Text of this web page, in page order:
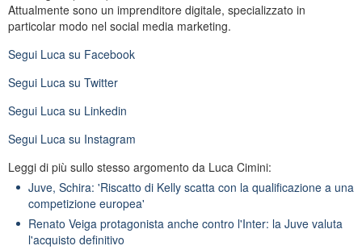
Attualmente sono un imprenditore digitale, specializzato in
particolar modo nel social media marketing.
Segui Luca su Facebook
Segui Luca su Twitter
Segui Luca su Linkedin
Segui Luca su Instagram
Leggi di più sullo stesso argomento da Luca Cimini:
Juve, Schira: 'Riscatto di Kelly scatta con la qualificazione a una
competizione europea'
Renato Veiga protagonista anche contro l'Inter: la Juve valuta
l'acquisto definitivo